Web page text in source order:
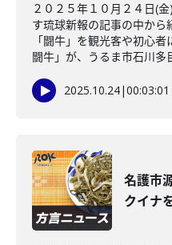
２０２５年１０月２４日(
す琉球新報の記事の中か
「闘牛」を観光客や初心
闘牛」が、うるま市石川多
2025.10.24|00:03:01
名護市
クイナ